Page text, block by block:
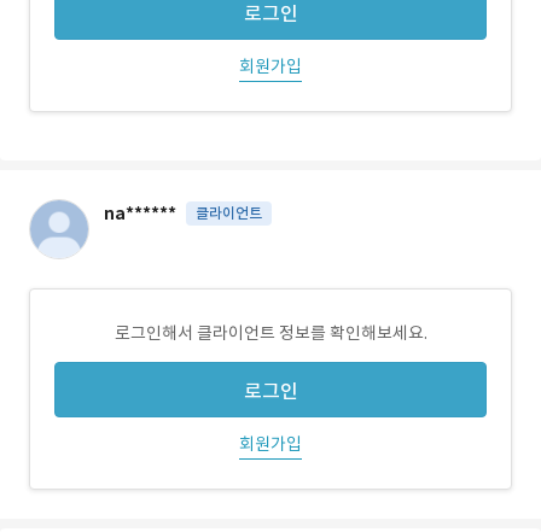
로그인
회원가입
na****** 클라이언트
로그인해서 클라이언트 정보를 확인해보세요.
로그인
회원가입